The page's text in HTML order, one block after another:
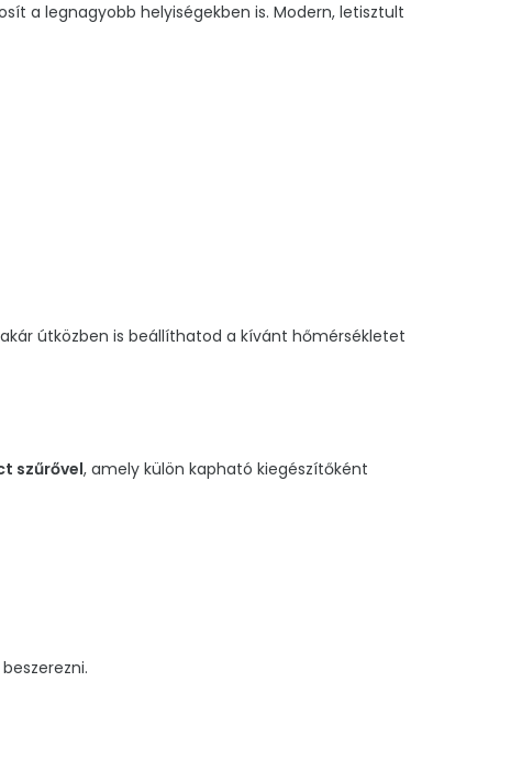
a legnagyobb helyiségekben is. Modern, letisztult
útközben is beállíthatod a kívánt hőmérsékletet
szűrővel, amely külön kapható kiegészítőként